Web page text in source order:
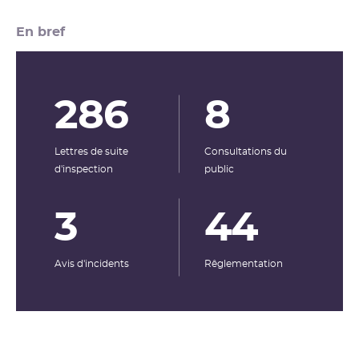
En bref
286
Lettres de suite
d'inspection
8
Consultations du
public
3
Avis d'incidents
44
Rêglementation